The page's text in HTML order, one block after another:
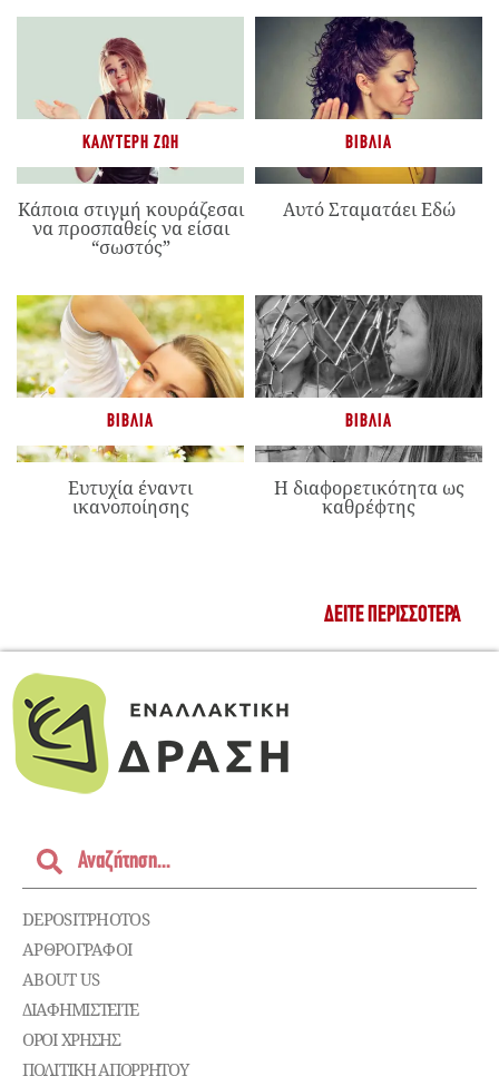
ΚΑΛΎΤΕΡΗ ΖΩΉ
Κάποια στιγμή κουράζεσαι
να προσπαθείς να είσαι
“σωστός”
ΒΙΒΛΊΑ
Αυτό Σταματάει Εδώ
ΒΙΒΛΊΑ
Ευτυχία έναντι
ικανοποίησης
ΒΙΒΛΊΑ
Η διαφορετικότητα ως
καθρέφτης
ΔΕΊΤΕ ΠΕΡΙΣΣΌΤΕΡΑ
DEPOSITPHOTOS
ΑΡΘΡΟΓΡΑΦΟΙ
ABOUT US
ΔΙΑΦΗΜΙΣΤΕΊΤΕ
ΌΡΟΙ ΧΡΉΣΗΣ
ΠΟΛΙΤΙΚΉ ΑΠΟΡΡΉΤΟΥ